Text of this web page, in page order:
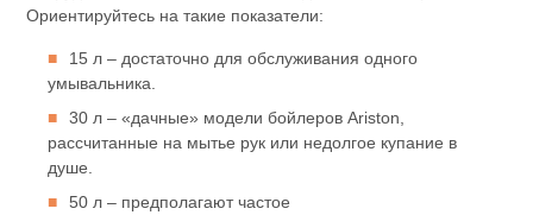
Ориентируйтесь на такие показатели:
15 л – достаточно для обслуживания одного
умывальника.
30 л – «дачные» модели бойлеров Ariston,
рассчитанные на мытье рук или недолгое купание в
душе.
50 л – предполагают частое